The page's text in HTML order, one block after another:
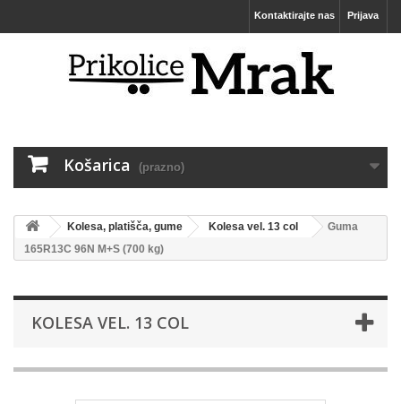
Prijava
Kontaktirajte nas
Košarica (prazno)
Kolesa, platišča, gume Kolesa vel. 13 col
Guma
165R13C 96N M+S (700 kg)
KOLESA VEL. 13 COL